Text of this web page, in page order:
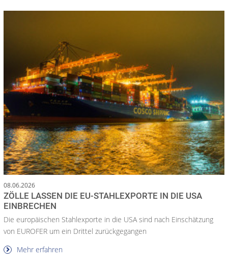
08.06.2026
ZÖLLE LASSEN DIE EU-STAHLEXPORTE IN DIE USA
EINBRECHEN
Die europäischen Stahlexporte in die USA sind nach Einschätzung
von EUROFER um ein Drittel zurückgegangen
Mehr erfahren